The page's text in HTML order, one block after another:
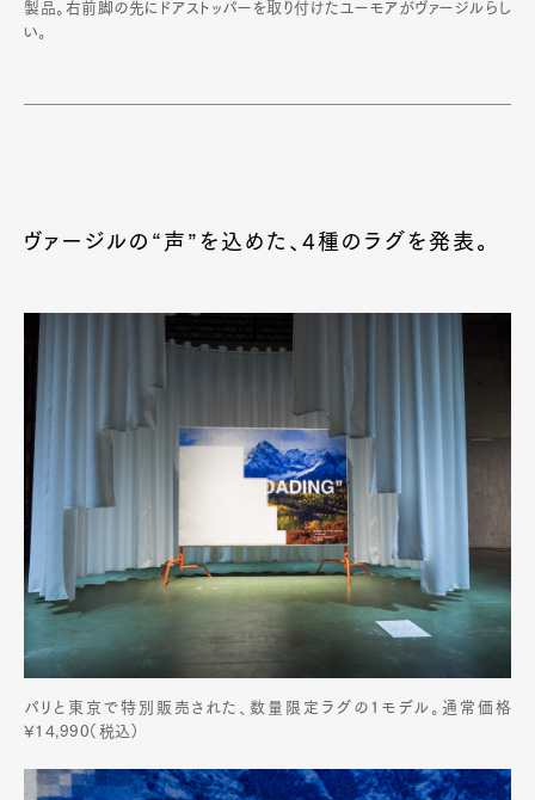
製品。右前脚の先にドアストッパーを取り付けたユーモアがヴァージルらし
い。
ヴァージルの“声”を込めた、4種のラグを発表。
パリと東京で特別販売された、数量限定ラグの1モデル。通常価格
¥14,990（税込）